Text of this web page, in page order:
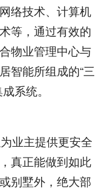
络技术、计算机
等，通过有效的
物业管理中心与
智能所组成的“三
系统。
业主提供更安全
真正能做到如此
别墅外，绝大部